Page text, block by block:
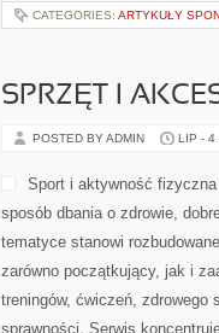
CATEGORIES: ARTYKUŁY
SPRZĘT I
POSTED BY ADMIN LIP - 4
Sport i aktywność
sposób dbania o zdrowie,
tematyce stanowi
zarówno początkujący, jak i
treningów, ćwiczeń, zdrowego
sprawności. Serwis